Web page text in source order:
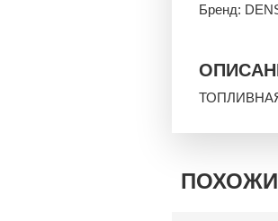
Бренд:
ТОПЛИВНАЯ